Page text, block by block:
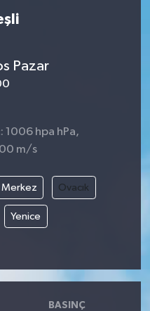
Pazar
1006 hpa hPa,
m/s
Merkez Ovacık
Yenice
BASINÇ